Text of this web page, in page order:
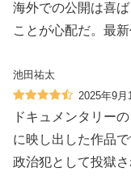
海外での公開は喜
ことが心配だ。最新
池田祐太
2025年9月
ドキュメンタリー
に映し出した作品
政治犯として投獄